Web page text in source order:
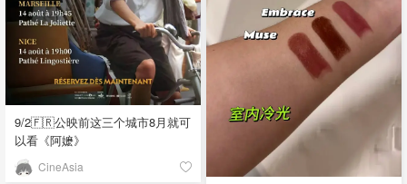
9/2🇫🇷公映前这三个城市8月就可
以看《阿嬷》
CineAsia